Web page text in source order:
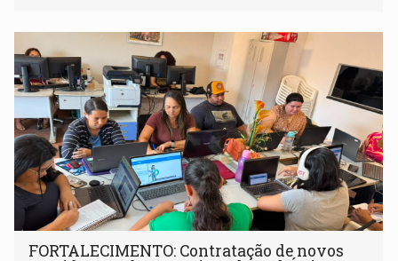
FORTALECIMENTO: Contratação de novos